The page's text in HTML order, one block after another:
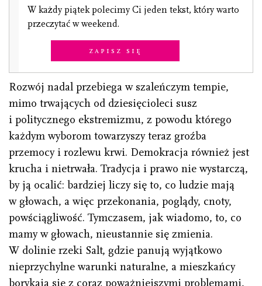
W każdy piątek polecimy Ci jeden tekst, który warto
przeczytać w weekend.
Zapisz się
Rozwój nadal przebiega w szaleńczym tempie,
mimo trwających od dziesięcioleci susz
i politycznego ekstremizmu, z powodu którego
każdym wyborom towarzyszy teraz groźba
przemocy i rozlewu krwi. Demokracja również jest
krucha i nietrwała. Tradycja i prawo nie wystarczą,
by ją ocalić: bardziej liczy się to, co ludzie mają
w głowach, a więc przekonania, poglądy, cnoty,
powściągliwość. Tymczasem, jak wiadomo, to, co
mamy w głowach, nieustannie się zmienia.
W dolinie rzeki Salt, gdzie panują wyjątkowo
nieprzychylne warunki naturalne, a mieszkańcy
borykają się z coraz poważniejszymi problemami,